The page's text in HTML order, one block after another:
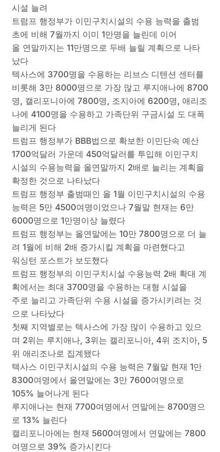
시설 늘려
트럼프 행정부가 이민구치시설의 수용 능력을 출범
초에 비해 7월까지 이미 1만명을 늘린데 이어
올 연말까지는 11만명으로 두배 늘릴 계획으로 나타
났다
텍사스에 3700명을 수용하는 리브스 디텐션 센터를
비롯해 3만 8000명으로 가장 많고 루지애나에 8700
명, 캘리포니아에 7800명, 조지아에 6200명, 애리조
나에 4100명을 수용하고 가족단위 구금시설 도 대폭
늘리게 된다
트럼프 행정부가 BBB법으로 확보한 이민단속 예산
1700억달러 가운데 450억달러를 투입해 이민구치
시설의 수용능력을 올연말까지 2배로 늘리는 계획을
확정한 것으로 나타났다
트럼프 행정부 출범때인 올 1월 이민구치시설의 수용
능력은 5만 4500여명이었으나 7월말 현재는 6만
6000명으로 1만명이상 늘렸다
트럼프 행정부는 올연말에는 10만 7800명으로 더 늘
려 1월에 비해 2배 증가시킬 계획을 마련했다고
워싱턴 포스트가 보도했다
트럼프 행정부의 이민구치시설 수용능력 2배 확대 계
획에서는 최대 3700명을 수용하는 대형 시설을
주로 늘리고 가족단위 수용 시설을 증가시키려는 것
으로 나타났다
첫째 지역별로는 텍사스에 가장 많이 수용하고 있으
며 2위는 루지애나, 3위는 캘리포니아, 4위 조지아, 5
위 애리조나로 집계됐다
텍사스 이민구치시설의 수용 능력은 7월말 현재 1만
8300여명에서 올연말에는 3만 7600여명으로
105% 늘어나게 된다
루지애나는 현재 7700여명에서 연말에는 8700명으
로 13% 늘린다
캘리포니아에는 현재 5600여명에서 연말에는 7800
여명으로 39% 증가시킨다